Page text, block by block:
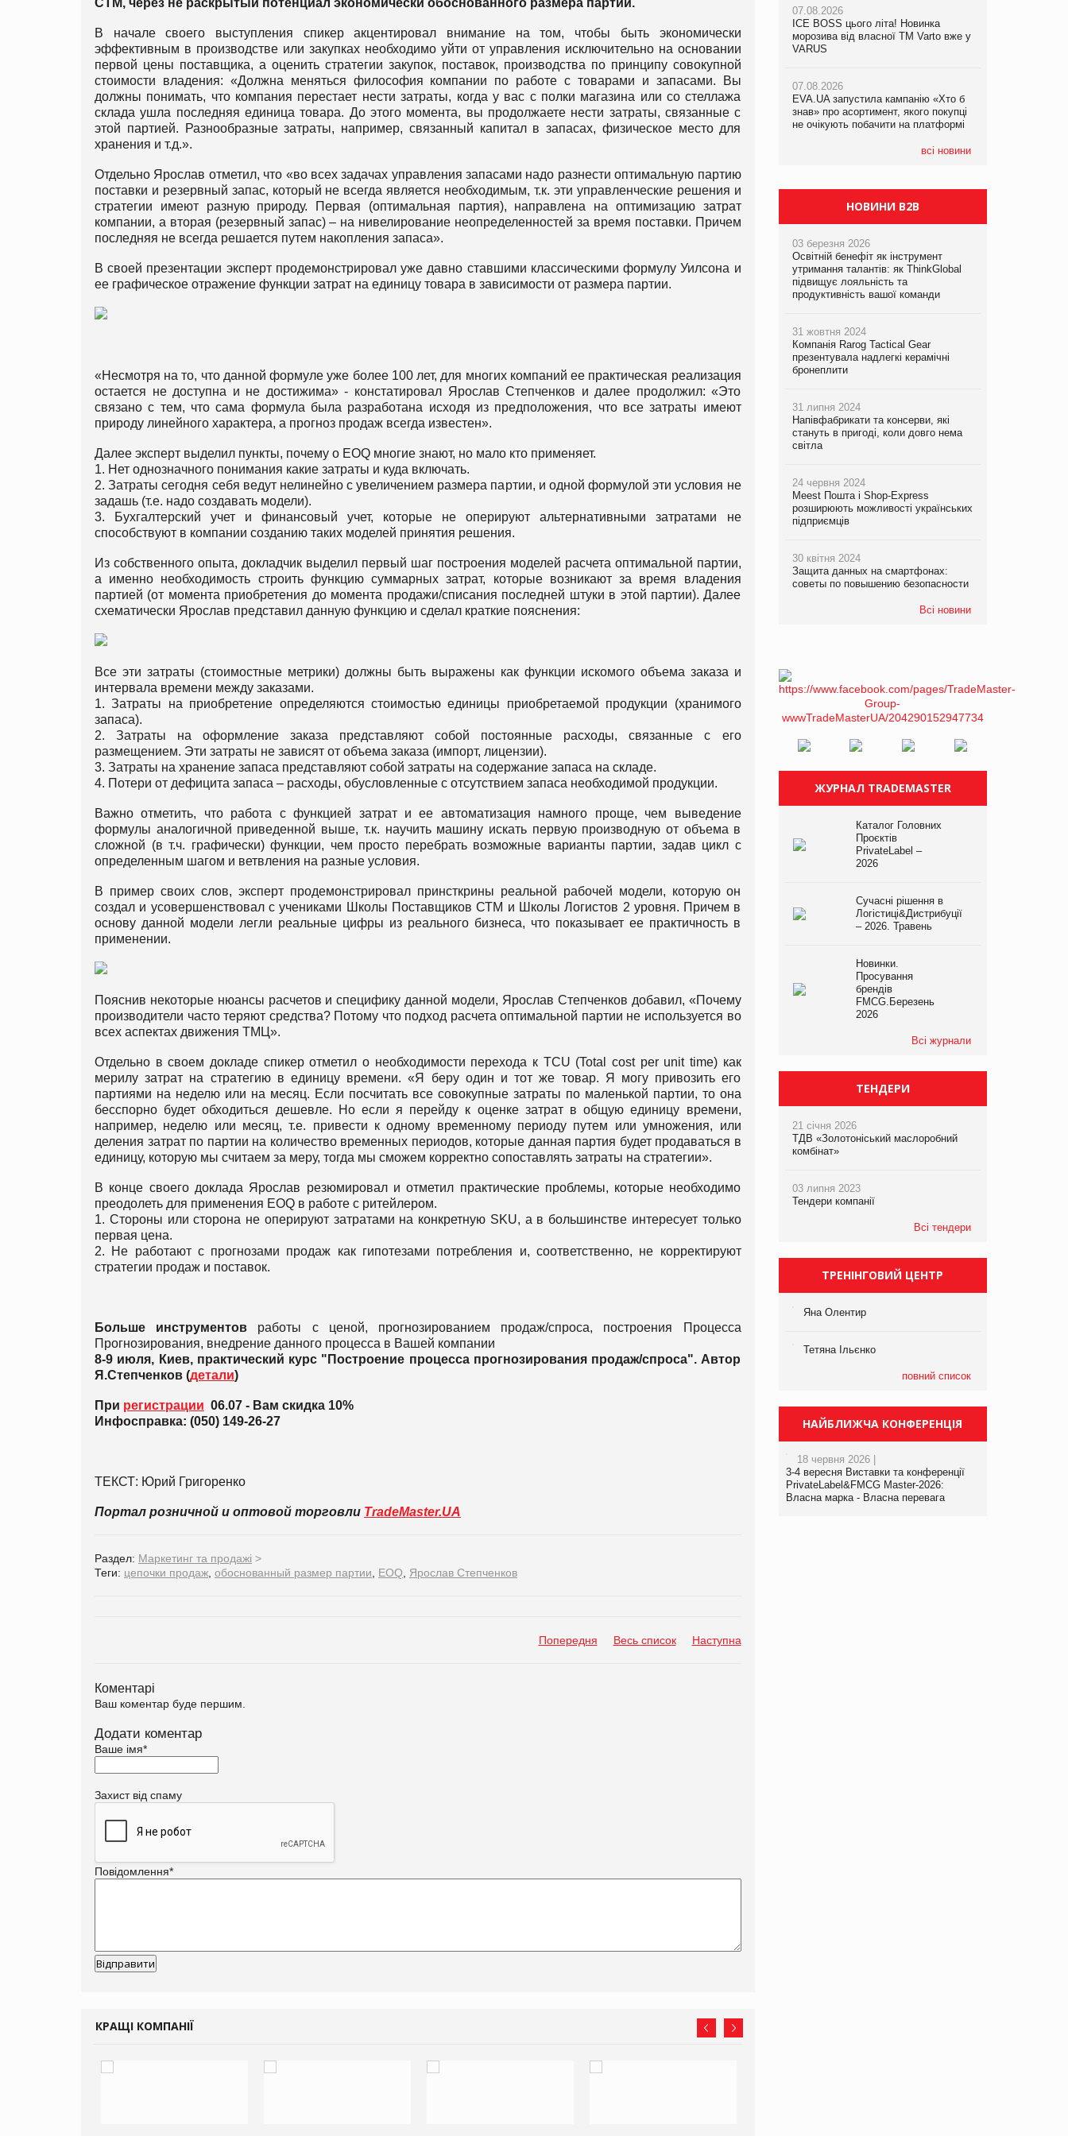
СТМ, через не раскрытый потенциал экономически обоснованного размера партии.
В начале своего выступления спикер акцентировал внимание на том, чтобы быть экономически
эффективным в производстве или закупках необходимо уйти от управления исключительно на основании
первой цены поставщика, а оценить стратегии закупок, поставок, производства по принципу совокупной
стоимости владения: «Должна меняться философия компании по работе с товарами и запасами. Вы
должны понимать, что компания перестает нести затраты, когда у вас с полки магазина или со стеллажа
склада ушла последняя единица товара. До этого момента, вы продолжаете нести затраты, связанные с
этой партией. Разнообразные затраты, например, связанный капитал в запасах, физическое место для
хранения и т.д.».
Отдельно Ярослав отметил, что «во всех задачах управления запасами надо разнести оптимальную партию
поставки и резервный запас, который не всегда является необходимым, т.к. эти управленческие решения и
стратегии имеют разную природу. Первая (оптимальная партия), направлена на оптимизацию затрат
компании, а вторая (резервный запас) – на нивелирование неопределенностей за время поставки. Причем
последняя не всегда решается путем накопления запаса».
В своей презентации эксперт продемонстрировал уже давно ставшими классическими формулу Уилсона и
ее графическое отражение функции затрат на единицу товара в зависимости от размера партии.
«Несмотря на то, что данной формуле уже более 100 лет, для многих компаний ее практическая реализация
остается не доступна и не достижима» - констатировал Ярослав Степченков и далее продолжил: «Это
связано с тем, что сама формула была разработана исходя из предположения, что все затраты имеют
природу линейного характера, а прогноз продаж всегда известен».
Далее эксперт выделил пункты, почему о EOQ многие знают, но мало кто применяет.
1. Нет однозначного понимания какие затраты и куда включать.
2. Затраты сегодня себя ведут нелинейно с увеличением размера партии, и одной формулой эти условия не
задашь (т.е. надо создавать модели).
3. Бухгалтерский учет и финансовый учет, которые не оперируют альтернативными затратами не
способствуют в компании созданию таких моделей принятия решения.
Из собственного опыта, докладчик выделил первый шаг построения моделей расчета оптимальной партии,
а именно необходимость строить функцию суммарных затрат, которые возникают за время владения
партией (от момента приобретения до момента продажи/списания последней штуки в этой партии). Далее
схематически Ярослав представил данную функцию и сделал краткие пояснения:
Все эти затраты (стоимостные метрики) должны быть выражены как функции искомого объема заказа и
интервала времени между заказами.
1. Затраты на приобретение определяются стоимостью единицы приобретаемой продукции (хранимого
запаса).
2. Затраты на оформление заказа представляют собой постоянные расходы, связанные с его
размещением. Эти затраты не зависят от объема заказа (импорт, лицензии).
3. Затраты на хранение запаса представляют собой затраты на содержание запаса на складе.
4. Потери от дефицита запаса – расходы, обусловленные с отсутствием запаса необходимой продукции.
Важно отметить, что работа с функцией затрат и ее автоматизация намного проще, чем выведение
формулы аналогичной приведенной выше, т.к. научить машину искать первую производную от объема в
сложной (в т.ч. графически) функции, чем просто перебрать возможные варианты партии, задав цикл с
определенным шагом и ветвления на разные условия.
В пример своих слов, эксперт продемонстрировал принсткрины реальной рабочей модели, которую он
создал и усовершенствовал с учениками Школы Поставщиков СТМ и Школы Логистов 2 уровня. Причем в
основу данной модели легли реальные цифры из реального бизнеса, что показывает ее практичность в
применении.
Пояснив некоторые нюансы расчетов и специфику данной модели, Ярослав Степченков добавил, «Почему
производители часто теряют средства? Потому что подход расчета оптимальной партии не используется во
всех аспектах движения ТМЦ».
Отдельно в своем докладе спикер отметил о необходимости перехода к ТСU (Total cost per unit time) как
мерилу затрат на стратегию в единицу времени. «Я беру один и тот же товар. Я могу привозить его
партиями на неделю или на месяц. Если посчитать все совокупные затраты по маленькой партии, то она
бесспорно будет обходиться дешевле. Но если я перейду к оценке затрат в общую единицу времени,
например, неделю или месяц, т.е. привести к одному временному периоду путем или умножения, или
деления затрат по партии на количество временных периодов, которые данная партия будет продаваться в
единицу, которую мы считаем за меру, тогда мы сможем корректно сопоставлять затраты на стратегии».
В конце своего доклада Ярослав резюмировал и отметил практические проблемы, которые необходимо
преодолеть для применения EOQ в работе с ритейлером.
1. Стороны или сторона не оперируют затратами на конкретную SKU, а в большинстве интересует только
первая цена.
2. Не работают с прогнозами продаж как гипотезами потребления и, соответственно, не корректируют
стратегии продаж и поставок.
Больше инструментов работы с ценой, прогнозированием продаж/спроса, построения Процесса
Прогнозирования, внедрение данного процесса в Вашей компании
8-9 июля, Киев, практический курс "Построение процесса прогнозирования продаж/спроса". Автор
Я.Степченков (детали)
При регистрации 06.07 - Вам скидка 10%
Инфосправка: (050) 149-26-27
ТЕКСТ: Юрий Григоренко
Портал розничной и оптовой торговли TradeMaster.UA
Раздел: Маркетинг та продажі >
Теги: цепочки продаж обоснованный размер партии EOQ Ярослав Степченков
Попередня Весь список Наступна
Коментарі
Ваш коментар буде першим.
Додати коментар
Ваше імя*
Захист від спаму
Повідомлення*
КРАЩІ КОМПАНІЇ
07.08.2026
ICE BOSS цього літа! Новинка
морозива від власної ТМ Varto вже у
VARUS
07.08.2026
EVA.UA запустила кампанію «Хто б
знав» про асортимент, якого покупці
не очікують побачити на платформі
всі новини
06.08.2026
Смачна новинка для хвостатих: у
VARUS з’явилися паучі Varto Paw
05.08.2026
Мережа супермаркетів VARUS купує
мережу магазинів формату
компанія налічуватиме 374 магазини
07.08.2026
Франція заборонила рекламні дзвінки
НОВИНИ B2B
03 березня 2026
Освітній бенефіт як інструмент
утримання талантів: як ThinkGlobal
підвищує лояльність та
продуктивність вашої команди
31 жовтня 2024
Компанія Rarog Tactical Gear
презентувала надлегкі керамічні
бронеплити
31 липня 2024
Напівфабрикати та консерви, які
стануть в пригоді, коли довго нема
світла
24 червня 2024
Meest Пошта і Shop-Express
розширюють можливості українських
підприємців
30 квітня 2024
Защита данных на смартфонах:
советы по повышению безопасности
Всі новини
ЖУРНАЛ TRADEMASTER
Каталог Головних
Проєктів
PrivateLabel –
2026
Сучасні рішення в
Логістиці&Дистрибуції
– 2026. Травень
Новинки.
Просування
брендів
FMCG.Березень
2026
Всі журнали
ТЕНДЕРИ
21 січня 2026
ТДВ «Золотоніський маслоробний
комбінат»
03 липня 2023
Тендери компанії
Всі тендери
ТРЕНІНГОВИЙ ЦЕНТР
Яна Олентир
Тетяна Ільєнко
повний список
НАЙБЛИЖЧА КОНФЕРЕНЦІЯ
18 червня 2026 |
3-4 вересня Виставки та конференції
PrivateLabel&FMCG Master-2026:
Власна марка - Власна перевага